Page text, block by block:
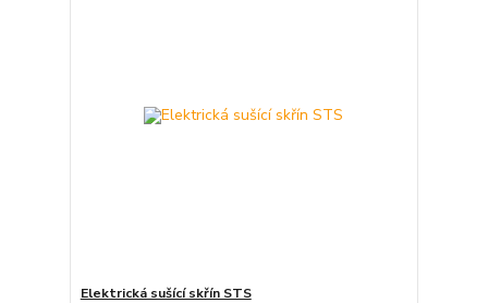
Elektrická sušící skřín STS